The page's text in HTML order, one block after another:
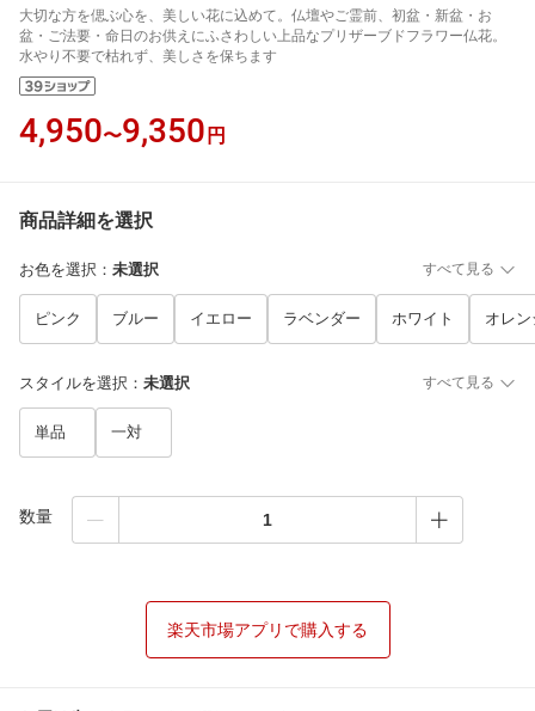
大切な方を偲ぶ心を、美しい花に込めて。仏壇やご霊前、初盆・新盆・お
盆・ご法要・命日のお供えにふさわしい上品なプリザーブドフラワー仏花。
水やり不要で枯れず、美しさを保ちます
4,950〜9,350 円
商品詳細を選択
お色を選択 ： 未選択 すべて見る
ピンク ブルー イエロー ラベンダー ホワイト オレン
スタイルを選択 ： 未選択 すべて見る
単品 一対
数量
楽天市場アプリで購入する